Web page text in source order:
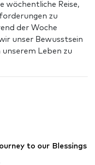
wöchentliche Reise,
zu
der Woche
unser Bewusstsein
Leben zu
to our Blessings